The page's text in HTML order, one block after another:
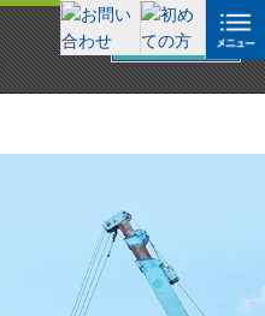
アプリを見る